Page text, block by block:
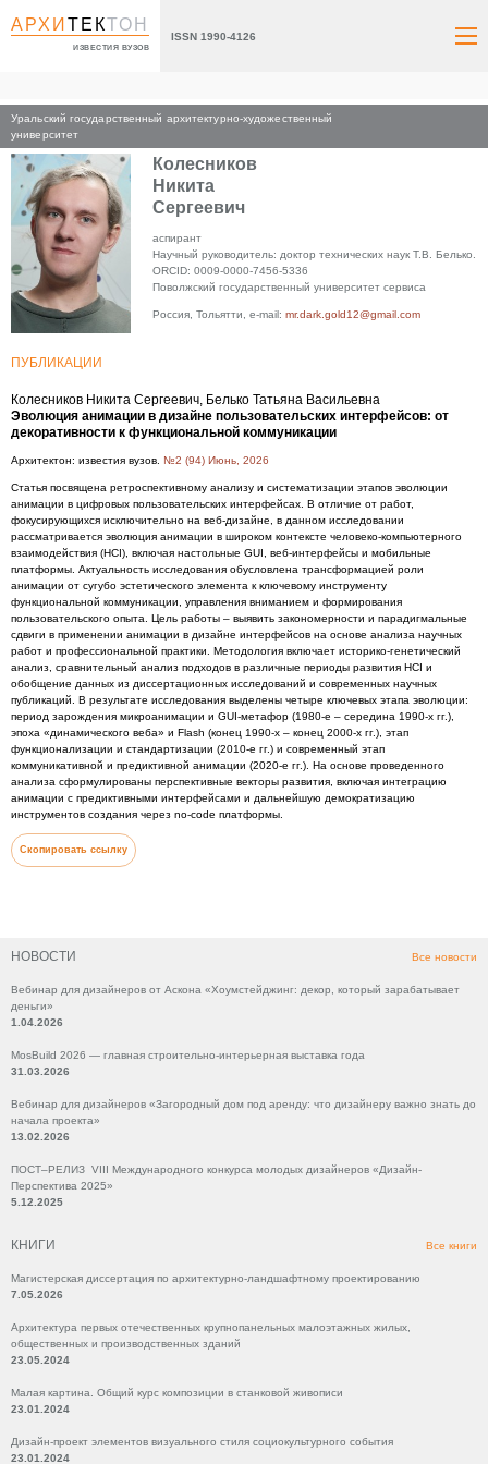
АРХИТЕКТОН
ИЗВЕСТИЯ ВУЗОВ
ISSN 1990-4126
Уральский государственный архитектурно-художественный
университет
НОВОСТИ Все новости
Вебинар для дизайнеров от Аскона «Хоумстейджинг: декор, который зарабатывает
деньги»
1.04.2026
MosBuild 2026 — главная строительно-интерьерная выставка года
31.03.2026
Вебинар для дизайнеров «Загородный дом под аренду: что дизайнеру важно знать до
начала проекта»
13.02.2026
ПОСТ–РЕЛИЗ VIII Международного конкурса молодых дизайнеров «Дизайн-
Перспектива 2025»
5.12.2025
КНИГИ Все книги
Магистерская диссертация по архитектурно-ландшафтному проектированию
7.05.2026
Архитектура первых отечественных крупнопанельных малоэтажных жилых,
общественных и производственных зданий
23.05.2024
Малая картина. Общий курс композиции в станковой живописи
23.01.2024
Дизайн-проект элементов визуального стиля социокультурного события
23.01.2024
Главная
Колесников
Никита
Сергеевич
аспирант
Научный руководитель: доктор технических наук Т.В. Белько.
ORCID: 0009-0000-7456-5336
Поволжский государственный университет сервиса
Россия, Тольятти, e-mail: mr.dark.gold12@gmail.com
ПУБЛИКАЦИИ
Колесников Никита Сергеевич, Белько Татьяна Васильевна
Эволюция анимации в дизайне пользовательских интерфейсов: от
декоративности к функциональной коммуникации
Архитектон: известия вузов. №2 (94) Июнь, 2026
Статья посвящена ретроспективному анализу и систематизации этапов эволюции
анимации в цифровых пользовательских интерфейсах. В отличие от работ,
фокусирующихся исключительно на веб-дизайне, в данном исследовании
рассматривается эволюция анимации в широком контексте человеко-компьютерного
взаимодействия (HCI), включая настольные GUI, веб-интерфейсы и мобильные
платформы. Актуальность исследования обусловлена трансформацией роли
анимации от сугубо эстетического элемента к ключевому инструменту
функциональной коммуникации, управления вниманием и формирования
пользовательского опыта. Цель работы – выявить закономерности и парадигмальные
сдвиги в применении анимации в дизайне интерфейсов на основе анализа научных
работ и профессиональной практики. Методология включает историко-генетический
анализ, сравнительный анализ подходов в различные периоды развития HCI и
обобщение данных из диссертационных исследований и современных научных
публикаций. В результате исследования выделены четыре ключевых этапа эволюции:
период зарождения микроанимации и GUI-метафор (1980-е – середина 1990-х гг.),
эпоха «динамического веба» и Flash (конец 1990-х – конец 2000-х гг.), этап
функционализации и стандартизации (2010-е гг.) и современный этап
коммуникативной и предиктивной анимации (2020-е гг.). На основе проведенного
анализа сформулированы перспективные векторы развития, включая интеграцию
анимации с предиктивными интерфейсами и дальнейшую демократизацию
инструментов создания через no-code платформы.
Скопировать ссылку